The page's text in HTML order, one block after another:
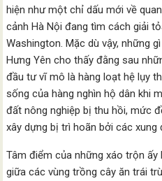
hiện như một chỉ dấu mới về
cảnh Hà Nội đang tìm cách giải
Washington. Mặc dù vậy, những
Hưng Yên cho thấy đằng sau
đầu tư vĩ mô là hàng loạt hệ lụy
sống của hàng nghìn hộ dân khi
đất nông nghiệp bị thu hồi, mức
xây dựng bị trì hoãn bởi các xung
Tâm điểm của những xáo trộn
giữa các vùng trồng cây ăn trái